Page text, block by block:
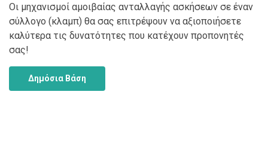
Οι μηχανισμοί αμοιβαίας ανταλλαγής ασκήσεων σε έναν
σύλλογο (κλαμπ) θα σας επιτρέψουν να αξιοποιήσετε
καλύτερα τις δυνατότητες που κατέχουν προπονητές
σας!
Δημόσια Βάση